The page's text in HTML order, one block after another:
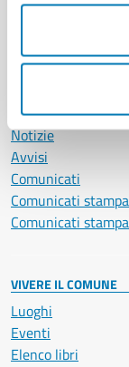
NOVITÀ
Notizie
Avvisi
Comunicati
Comunicati
Comunicati
VIVERE IL COMUNE
Luoghi
Eventi
Elenco libri